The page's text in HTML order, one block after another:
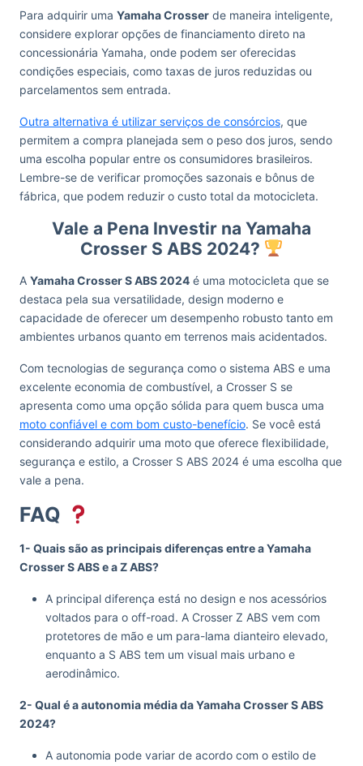
Para adquirir uma Yamaha Crosser de maneira inteligente,
considere explorar opções de financiamento direto na
concessionária Yamaha, onde podem ser oferecidas
condições especiais, como taxas de juros reduzidas ou
parcelamentos sem entrada.
Outra alternativa é utilizar serviços de consórcios, que
permitem a compra planejada sem o peso dos juros, sendo
uma escolha popular entre os consumidores brasileiros.
Lembre-se de verificar promoções sazonais e bônus de
fábrica, que podem reduzir o custo total da motocicleta.
Vale a Pena Investir na Yamaha
Crosser S ABS 2024?
A Yamaha Crosser S ABS 2024 é uma motocicleta que se
destaca pela sua versatilidade, design moderno e
capacidade de oferecer um desempenho robusto tanto em
ambientes urbanos quanto em terrenos mais acidentados.
Com tecnologias de segurança como o sistema ABS e uma
excelente economia de combustível, a Crosser S se
apresenta como uma opção sólida para quem busca uma
moto confiável e com bom custo-benefício. Se você está
considerando adquirir uma moto que oferece flexibilidade,
segurança e estilo, a Crosser S ABS 2024 é uma escolha que
vale a pena.
FAQ
1- Quais são as principais diferenças entre a Yamaha
Crosser S ABS e a Z ABS?
A principal diferença está no design e nos acessórios
voltados para o off-road. A Crosser Z ABS vem com
protetores de mão e um para-lama dianteiro elevado,
enquanto a S ABS tem um visual mais urbano e
aerodinâmico.
2- Qual é a autonomia média da Yamaha Crosser S ABS
2024?
A autonomia pode variar de acordo com o estilo de